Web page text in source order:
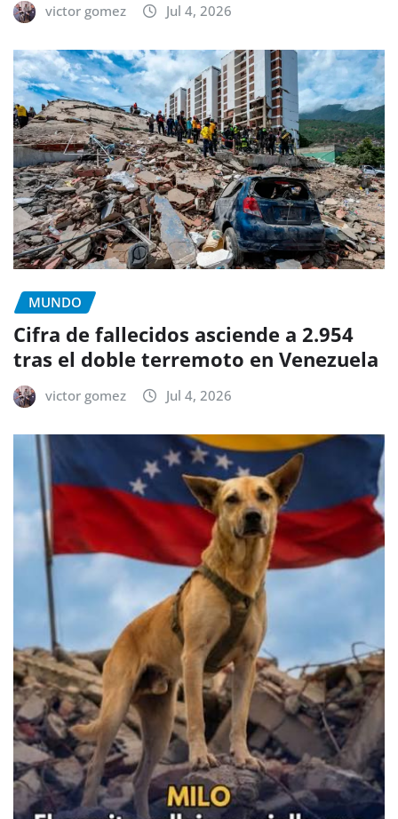
victor gomez Jul 4, 2026
MUNDO
Cifra de fallecidos asciende a 2.954
tras el doble terremoto en Venezuela
victor gomez Jul 4, 2026